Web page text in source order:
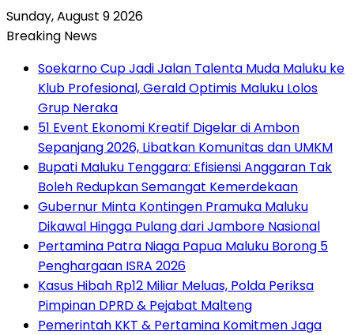
Sunday, August 9 2026
Breaking News
Soekarno Cup Jadi Jalan Talenta Muda Maluku ke
Klub Profesional, Gerald Optimis Maluku Lolos
Grup Neraka
51 Event Ekonomi Kreatif Digelar di Ambon
Sepanjang 2026, Libatkan Komunitas dan UMKM
Bupati Maluku Tenggara: Efisiensi Anggaran Tak
Boleh Redupkan Semangat Kemerdekaan
Gubernur Minta Kontingen Pramuka Maluku
Dikawal Hingga Pulang dari Jambore Nasional
Pertamina Patra Niaga Papua Maluku Borong 5
Penghargaan ISRA 2026
Kasus Hibah Rp12 Miliar Meluas, Polda Periksa
Pimpinan DPRD & Pejabat Malteng
Pemerintah KKT & Pertamina Komitmen Jaga